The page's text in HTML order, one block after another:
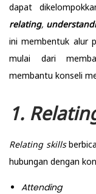
dapat
relating,
ini membentuk alur
mulai dari
membantu konseli
1.
Relating skills
hubungan dengan
Attending